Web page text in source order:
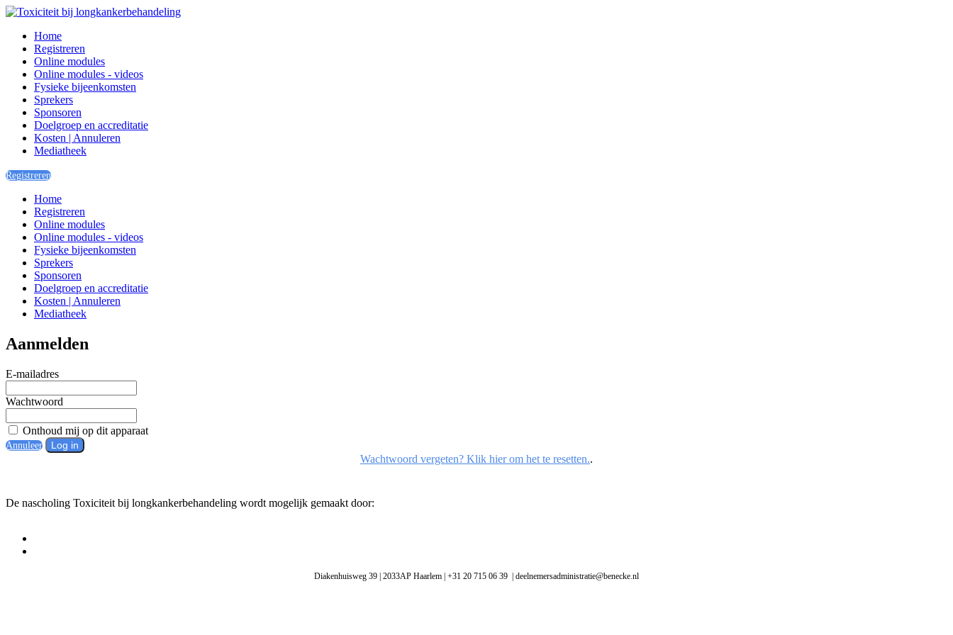
Home
Registreren
Online modules
Online modules - videos
Fysieke bijeenkomsten
Sprekers
Sponsoren
Doelgroep en accreditatie
Kosten | Annuleren
Mediatheek
Registreren
Home
Registreren
Online modules
Online modules - videos
Fysieke bijeenkomsten
Sprekers
Sponsoren
Doelgroep en accreditatie
Kosten | Annuleren
Mediatheek
Aanmelden
E-mailadres
Wachtwoord
Onthoud mij op dit apparaat
Annuleer Log in
Wachtwoord vergeten? Klik hier om het te resetten..
De nascholing Toxiciteit bij longkankerbehandeling wordt mogelijk gemaakt door:
Diakenhuisweg 39 | 2033AP Haarlem | +31 20 715 06 39 | deelnemersadministratie@benecke.nl